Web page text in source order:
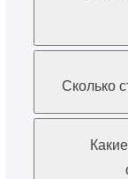
Сколько